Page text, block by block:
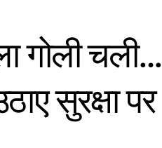
गोली चली…
सुरक्षा पर